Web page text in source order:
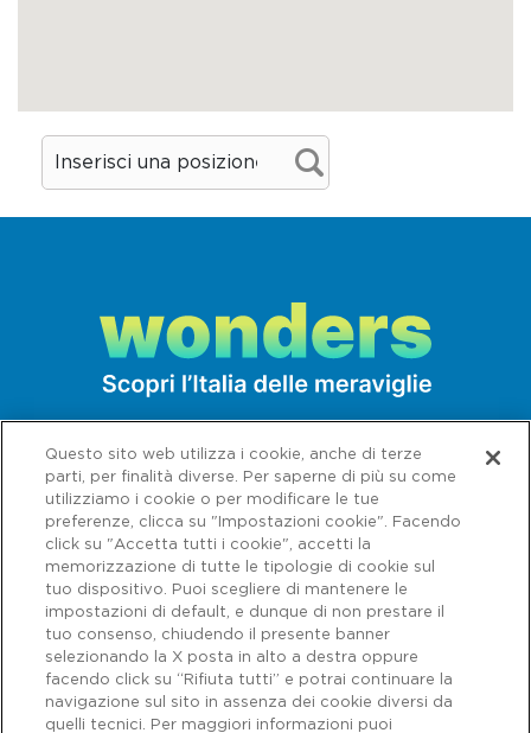
Capitale sociale € 622.027.000,00 interamente versato - Codice fiscale e
n. di iscrizione al Registro delle Imprese di Roma 07516911000 | C.C.I.A.A.
Questo sito web utilizza i cookie, anche di terze
parti, per finalità diverse. Per saperne di più su come
utilizziamo i cookie o per modificare le tue
preferenze, clicca su "Impostazioni cookie". Facendo
click su "Accetta tutti i cookie", accetti la
memorizzazione di tutte le tipologie di cookie sul
tuo dispositivo. Puoi scegliere di mantenere le
impostazioni di default, e dunque di non prestare il
tuo consenso, chiudendo il presente banner
selezionando la X posta in alto a destra oppure
facendo click su “Rifiuta tutti” e potrai continuare la
navigazione sul sito in assenza dei cookie diversi da
quelli tecnici. Per maggiori informazioni puoi